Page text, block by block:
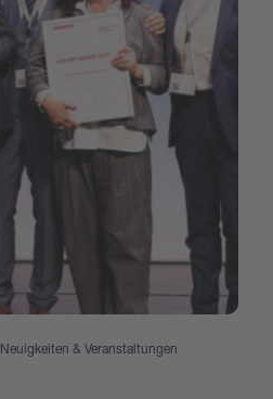
Neuigkeiten & Veranstaltungen